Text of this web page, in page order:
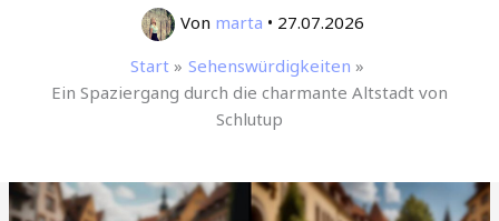
Von marta • 27.07.2026
Start
Sehenswürdigkeiten
Ein Spaziergang durch die charmante Altstadt von
Schlutup